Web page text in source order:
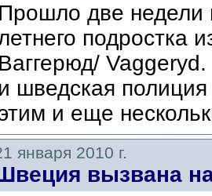
Прошло две недели
подростка
Ваггерюд/
и шведская
и еще
января 2010 г.
вызвана